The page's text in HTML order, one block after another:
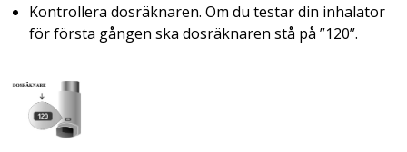
Kontrollera dosräknaren. Om du testar din inhalator
för första gången ska dosräknaren stå på ”120”.